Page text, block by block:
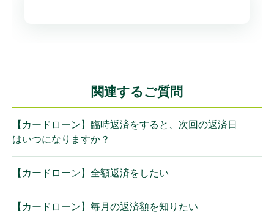
関連するご質問
【カードローン】臨時返済をすると、次回の返済日
はいつになりますか？
【カードローン】全額返済をしたい
【カードローン】毎月の返済額を知りたい